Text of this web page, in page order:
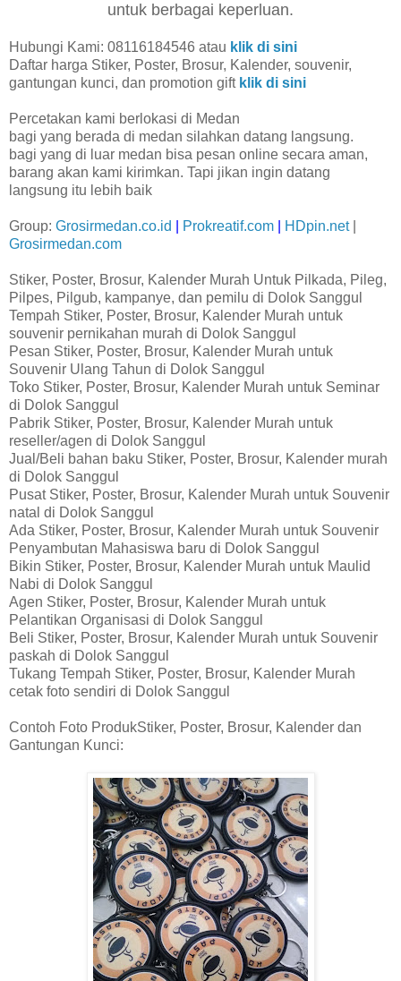
untuk berbagai keperluan.
Hubungi Kami: 08116184546 atau klik di sini
Daftar harga Stiker, Poster, Brosur, Kalender, souvenir,
gantungan kunci, dan promotion gift klik di sini
Percetakan kami berlokasi di Medan
bagi yang berada di medan silahkan datang langsung.
bagi yang di luar medan bisa pesan online secara aman,
barang akan kami kirimkan. Tapi jikan ingin datang
langsung itu lebih baik
Group: Grosirmedan.co.id Prokreatif.com HDpin.net|
Grosirmedan.com
Stiker, Poster, Brosur, Kalender Murah Untuk Pilkada, Pileg,
Pilpes, Pilgub, kampanye, dan pemilu di Dolok Sanggul
Tempah Stiker, Poster, Brosur, Kalender Murah untuk
souvenir pernikahan murah di Dolok Sanggul
Pesan Stiker, Poster, Brosur, Kalender Murah untuk
Souvenir Ulang Tahun di Dolok Sanggul
Toko Stiker, Poster, Brosur, Kalender Murah untuk Seminar
di Dolok Sanggul
Pabrik Stiker, Poster, Brosur, Kalender Murah untuk
reseller/agen di Dolok Sanggul
Jual/Beli bahan baku Stiker, Poster, Brosur, Kalender murah
di Dolok Sanggul
Pusat Stiker, Poster, Brosur, Kalender Murah untuk Souvenir
natal di Dolok Sanggul
Ada Stiker, Poster, Brosur, Kalender Murah untuk Souvenir
Penyambutan Mahasiswa baru di Dolok Sanggul
Bikin Stiker, Poster, Brosur, Kalender Murah untuk Maulid
Nabi di Dolok Sanggul
Agen Stiker, Poster, Brosur, Kalender Murah untuk
Pelantikan Organisasi di Dolok Sanggul
Beli Stiker, Poster, Brosur, Kalender Murah untuk Souvenir
paskah di Dolok Sanggul
Tukang Tempah Stiker, Poster, Brosur, Kalender Murah
cetak foto sendiri di Dolok Sanggul
Contoh Foto ProdukStiker, Poster, Brosur, Kalender dan
Gantungan Kunci: